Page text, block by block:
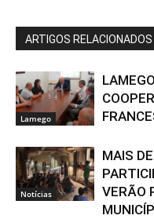
ARTIGOS RELACIONADOS
Lamego
Notícias
MAIS
VERÃO